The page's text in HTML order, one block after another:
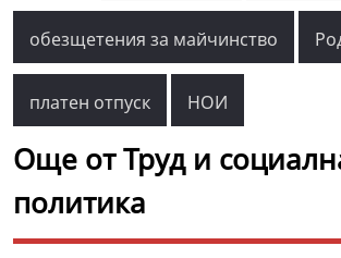
обезщетения за майчинство
платен отпуск НОИ
Още от Труд и
политика